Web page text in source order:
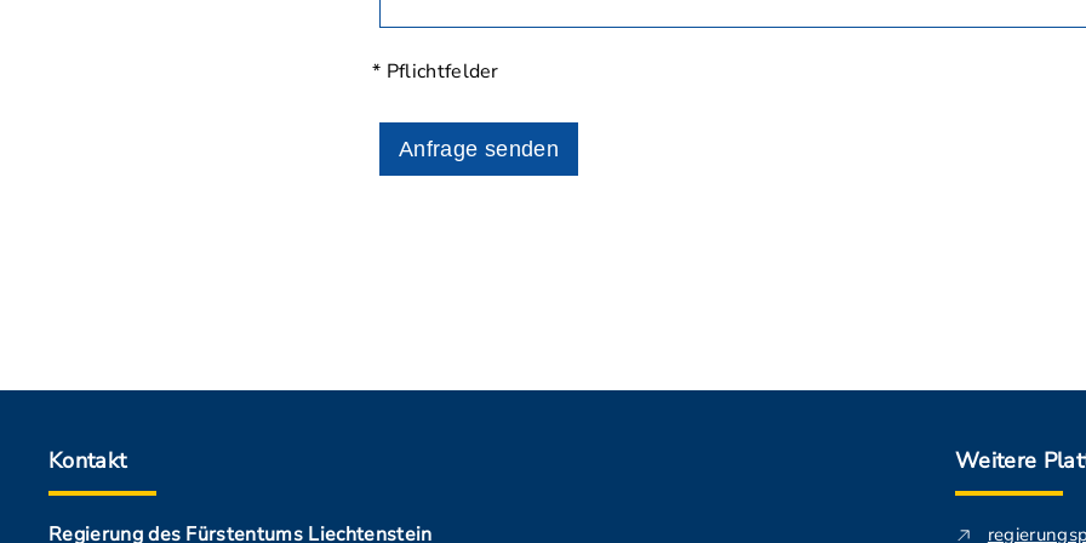
* Pflichtfelder
Anfrage senden
Kontakt
Regierung des Fürstentums Liechtenstein
Weitere